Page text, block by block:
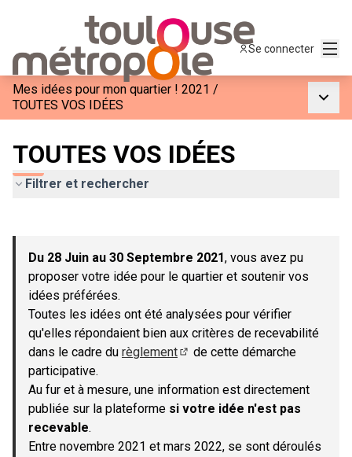
Se connecter
Mes idées pour mon quartier ! 2021 /
TOUTES VOS IDÉES
TOUTES VOS IDÉES
Filtrer et rechercher
−
Du 28 Juin au 30 Septembre 2021, vous avez pu
proposer votre idée pour le quartier et soutenir vos
idées préférées.
Toutes les idées ont été analysées pour vérifier
qu'elles répondaient bien aux critères de recevabilité
dans le cadre du règlement
de cette démarche
participative.
Au fur et à mesure, une information est directement
publiée sur la plateforme si votre idée n'est pas
recevable.
Entre novembre 2021 et mars 2022, se sont déroulés